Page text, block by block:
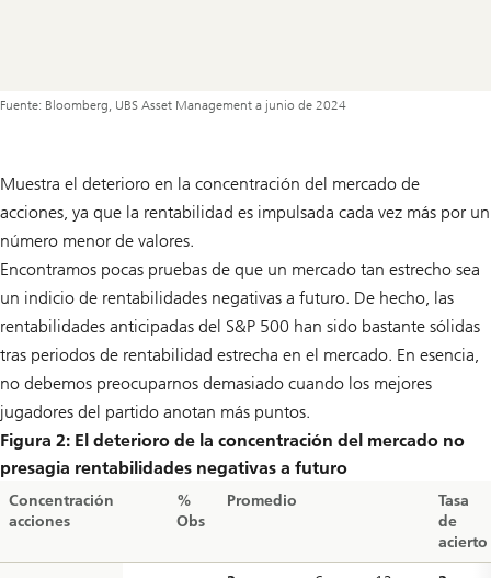
Fuente: Bloomberg, UBS Asset Management a junio de 2024
Muestra el deterioro en la concentración del mercado de
acciones, ya que la rentabilidad es impulsada cada vez más por un
número menor de valores.
Encontramos pocas pruebas de que un mercado tan estrecho sea
un indicio de rentabilidades negativas a futuro. De hecho, las
rentabilidades anticipadas del S&P 500 han sido bastante sólidas
tras periodos de rentabilidad estrecha en el mercado. En esencia,
no debemos preocuparnos demasiado cuando los mejores
jugadores del partido anotan más puntos.
Figura 2: El deterioro de la concentración del mercado no
presagia rentabilidades negativas a futuro
Concentración
acciones
%
Obs
Promedio
Tasa
de
acierto